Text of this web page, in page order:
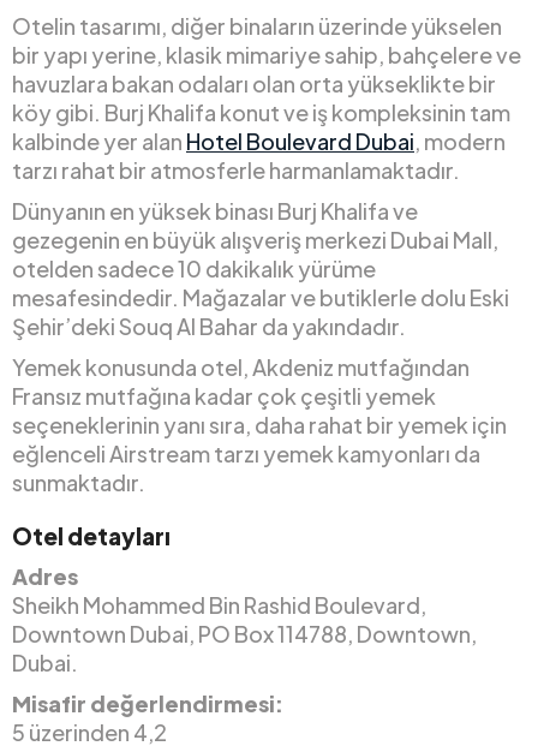
Otelin tasarımı, diğer binaların üzerinde yükselen
bir yapı yerine, klasik mimariye sahip, bahçelere ve
havuzlara bakan odaları olan orta yükseklikte bir
köy gibi. Burj Khalifa konut ve iş kompleksinin tam
kalbinde yer alan Hotel Boulevard Dubai, modern
tarzı rahat bir atmosferle harmanlamaktadır.
Dünyanın en yüksek binası Burj Khalifa ve
gezegenin en büyük alışveriş merkezi Dubai Mall,
otelden sadece 10 dakikalık yürüme
mesafesindedir. Mağazalar ve butiklerle dolu Eski
Şehir’deki Souq Al Bahar da yakındadır.
Yemek konusunda otel, Akdeniz mutfağından
Fransız mutfağına kadar çok çeşitli yemek
seçeneklerinin yanı sıra, daha rahat bir yemek için
eğlenceli Airstream tarzı yemek kamyonları da
sunmaktadır.
Otel detayları
Adres
Sheikh Mohammed Bin Rashid Boulevard,
Downtown Dubai, PO Box 114788, Downtown,
Dubai.
Misafir değerlendirmesi:
5 üzerinden 4,2